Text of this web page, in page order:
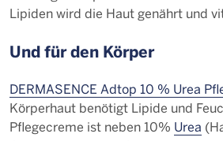
Lipiden wird die Haut genährt und
Und für den Körper
DERMASENCE Adtop 10 % Urea
Körperhaut benötigt Lipide und
Pflegecreme ist neben 10% Urea